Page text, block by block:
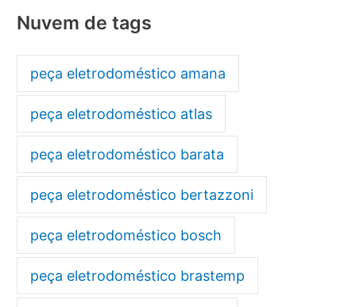
Nuvem de tags
peça eletrodoméstico amana
peça eletrodoméstico atlas
peça eletrodoméstico barata
peça eletrodoméstico bertazzoni
peça eletrodoméstico bosch
peça eletrodoméstico brastemp